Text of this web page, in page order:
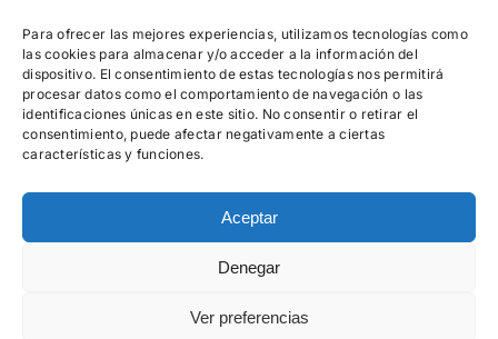
Para ofrecer las mejores experiencias, utilizamos tecnologías como
las cookies para almacenar y/o acceder a la información del
dispositivo. El consentimiento de estas tecnologías nos permitirá
procesar datos como el comportamiento de navegación o las
identificaciones únicas en este sitio. No consentir o retirar el
consentimiento, puede afectar negativamente a ciertas
características y funciones.
Aceptar
Denegar
Ver preferencias
Con el apoyo de:
Esta actividad ha sido financiada por el Ministerio para la